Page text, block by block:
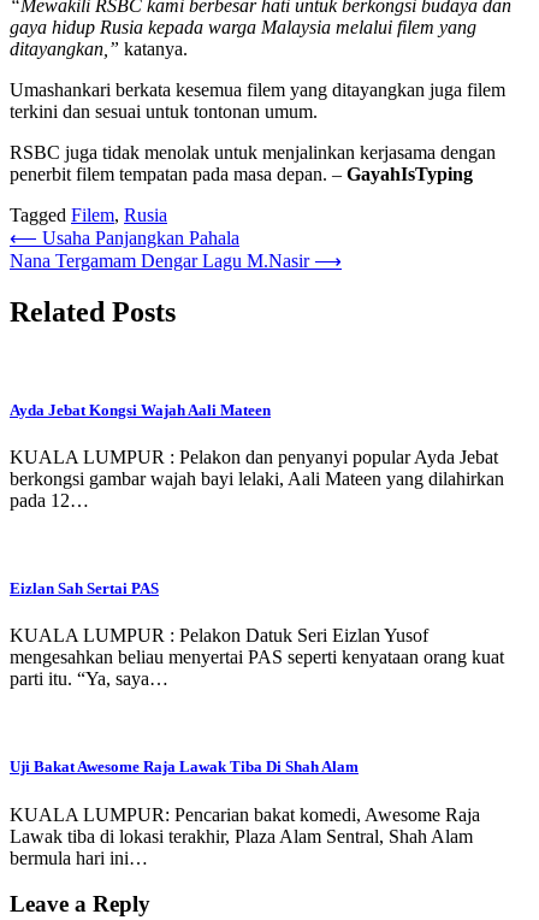
“Mewakili RSBC kami berbesar hati untuk berkongsi budaya dan
gaya hidup Rusia kepada warga Malaysia melalui filem yang
ditayangkan,” katanya.
Umashankari berkata kesemua filem yang ditayangkan juga filem
terkini dan sesuai untuk tontonan umum.
RSBC juga tidak menolak untuk menjalinkan kerjasama dengan
penerbit filem tempatan pada masa depan. – GayahIsTyping
Tagged Filem, Rusia
Post
navigation
⟵ Usaha Panjangkan Pahala
Nana Tergamam Dengar Lagu M.Nasir ⟶
Related Posts
Ayda Jebat Kongsi Wajah Aali Mateen
KUALA LUMPUR : Pelakon dan penyanyi popular Ayda Jebat
berkongsi gambar wajah bayi lelaki, Aali Mateen yang dilahirkan
pada 12…
Eizlan Sah Sertai PAS
KUALA LUMPUR : Pelakon Datuk Seri Eizlan Yusof
mengesahkan beliau menyertai PAS seperti kenyataan orang kuat
parti itu. “Ya, saya…
Uji Bakat Awesome Raja Lawak Tiba Di Shah Alam
KUALA LUMPUR: Pencarian bakat komedi, Awesome Raja
Lawak tiba di lokasi terakhir, Plaza Alam Sentral, Shah Alam
bermula hari ini…
Leave a Reply